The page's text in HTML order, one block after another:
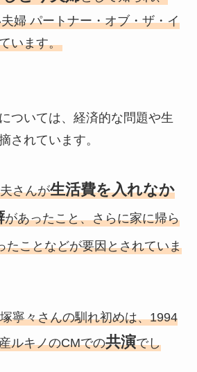
婦 パートナー・オブ・ザ・イ
います。
ついては、経済的な問題や生
されています。
さんが生活費を入れなか
があったこと、さらに家に帰ら
たことなどが要因とされていま
寧々さんの馴れ初めは、1994
ルキノのCMでの共演でし